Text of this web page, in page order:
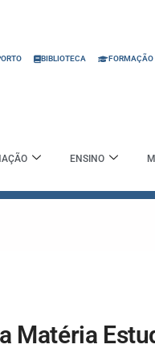
BIBLIOTECA FORMAÇÃO
ENSINO
Matéria